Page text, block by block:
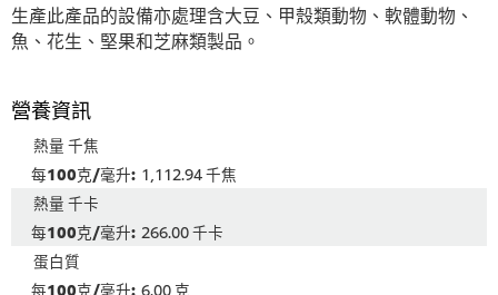
生產此產品的設備亦處理含大豆、甲殼類動物、軟體動物、
魚、花生、堅果和芝麻類製品。
營養資訊
熱量 千焦
1,112.94 千焦
熱量 千卡
266.00 千卡
蛋白質
6.00 克